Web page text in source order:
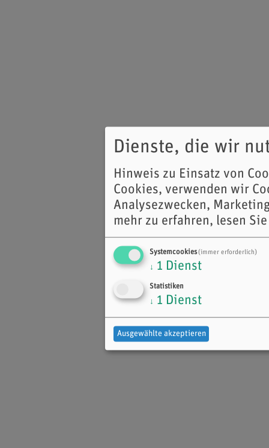
Dienste, die wir
Hinweis zu Einsatz von
Cookies, verwenden wir
Analysezwecken,
mehr zu erfahren, lesen
Systemcookies(immer erforderlich)
↓ 1 Dienst
Statistiken
↓ 1 Dienst
Ausgewählte akzeptieren